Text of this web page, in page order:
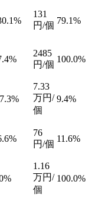
131
円/個 79.1%
2485
円/個
100.0%
7.33
万円/
個
9.4%
76
円/個
11.6%
1.16
万円/
個
100.0%